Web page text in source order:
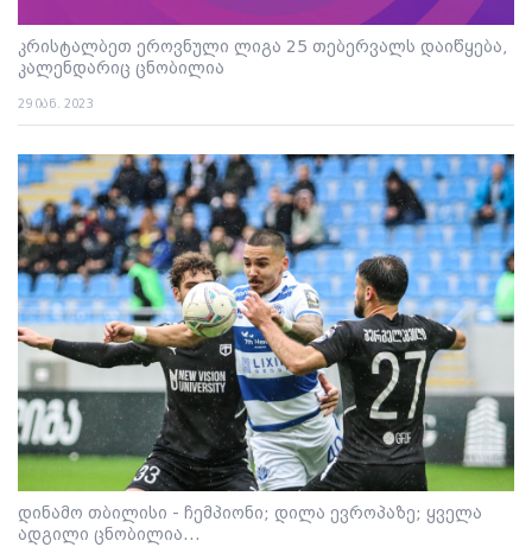
კრისტალბეთ ეროვნული ლიგა 25 თებერვალს დაიწყება,
კალენდარიც ცნობილია
29 იან. 2023
დინამო თბილისი - ჩემპიონი; დილა ევროპაზე; ყველა
ადგილი ცნობილია...